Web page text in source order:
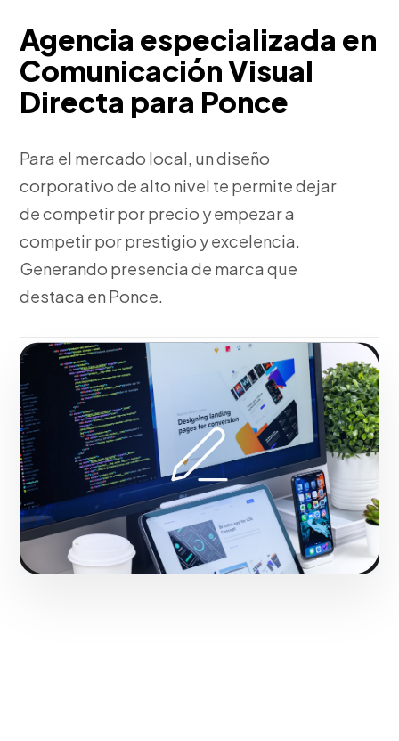
Agencia especializada en
Comunicación Visual
Directa para Ponce
Para el mercado local, un diseño
corporativo de alto nivel te permite dejar
de competir por precio y empezar a
competir por prestigio y excelencia.
Generando presencia de marca que
destaca en Ponce.
Fase 2:Bocetaje, vectorización y propuestas
visuales de Diseño Gráfico Publicitario y Piezas
Gráficas. Potenciando el impacto comercial de
marcas en Ponce.
Iniciar proyecto